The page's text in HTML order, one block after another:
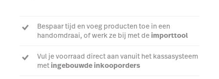
Bespaar tijd en voeg producten toe in een
handomdraai, of werk ze bij met de importtool
Vul je voorraad direct aan vanuit het kassasysteem
met ingebouwde inkooporders